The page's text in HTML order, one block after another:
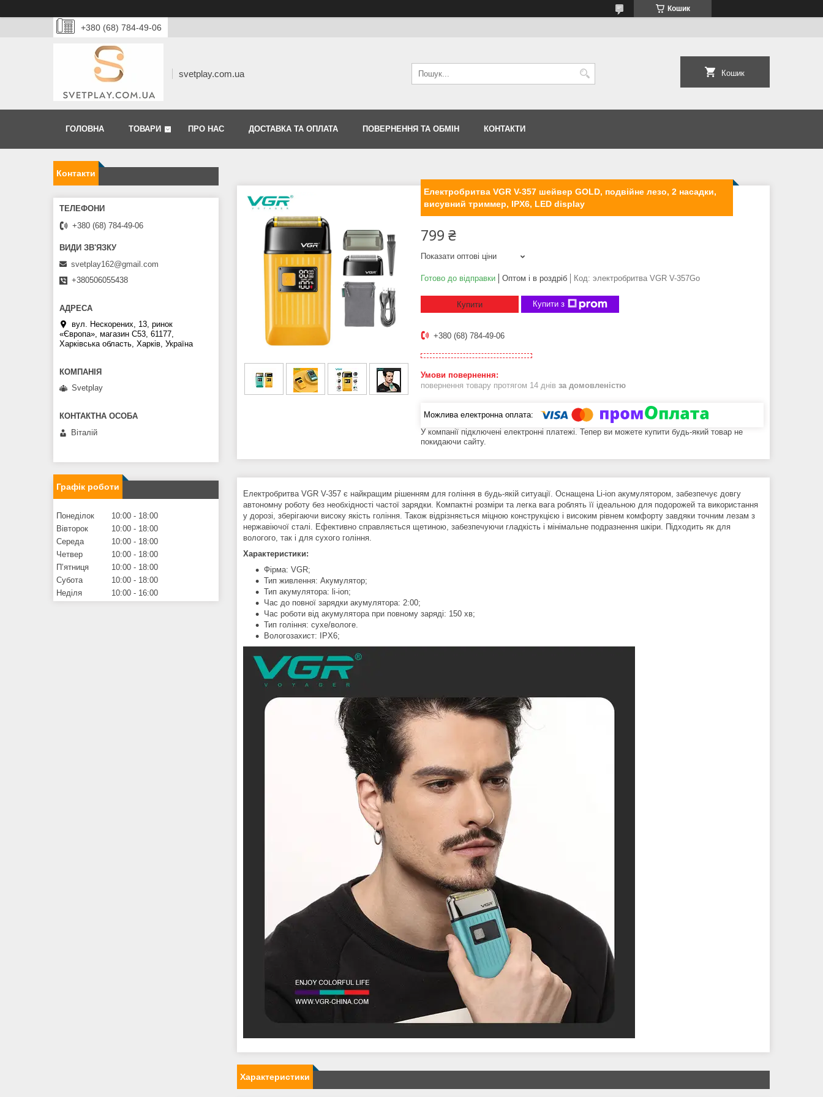
Кошик
+380 (68) 784-49-06
svetplay.com.ua Кошик
ГОЛОВНА ТОВАРИ ПРО НАС ДОСТАВКА ТА ОПЛАТА ПОВЕРНЕННЯ ТА ОБМІН КОНТАКТИ
Електробритва VGR V-357 шейвер GOLD, подвійне лезо, 2 насадки,
висувний триммер, IPX6, LED display
799 ₴
Показати оптові ціни
Готово до відправки Оптом і в роздріб Код: электробритва VGR V-357Go
Купити Купити з
+380 (68) 784-49-06
повернення товару протягом 14 днів за домовленістю
У компанії підключені електронні платежі. Тепер ви можете купити будь-який товар не
покидаючи сайту.
Електробритва VGR V-357 є найкращим рішенням для гоління в будь-якій ситуації. Оснащена Li-ion акумулятором, забезпечує довгу
автономну роботу без необхідності частої зарядки. Компактні розміри та легка вага роблять її ідеальною для подорожей та використання
у дорозі, зберігаючи високу якість гоління. Також відрізняється міцною конструкцією і високим рівнем комфорту завдяки точним лезам з
нержавіючої сталі. Ефективно справляється щетиною, забезпечуючи гладкість і мінімальне подразнення шкіри. Підходить як для
вологого, так і для сухого гоління.
Характеристики:
Фірма: VGR;
Тип живлення: Акумулятор;
Тип акумулятора: li-ion;
Час до повної зарядки акумулятора: 2:00;
Час роботи від акумулятора при повному заряді: 150 хв;
Тип гоління: сухе/вологе.
Вологозахист: IPX6;
Характеристики
Контакти
+380 (68) 784-49-06
svetplay162@gmail.com
+380506055438
вул. Нескорених, 13, ринок
«Європа», магазин С53, 61177,
Харківська область, Харків, Україна
Svetplay
Віталій
Графік роботи
Понеділок 10:00
18:00
Вівторок
10:00
18:00
Середа
10:00
18:00
Четвер
10:00
18:00
Пʼятниця
10:00
18:00
Субота
10:00
18:00
Неділя
10:00 16:00